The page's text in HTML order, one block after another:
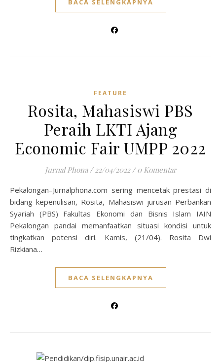
BACA SELENGKAPNYA
FEATURE
Rosita, Mahasiswi PBS
Peraih LKTI Ajang
Economic Fair UMPP 2022
Jurnal Phona / 22/04/2022 / 0 Komentar
Pekalongan–Jurnalphona.com sering mencetak prestasi di
bidang kepenulisan, Rosita, Mahasiswi jurusan Perbankan
Syariah (PBS) Fakultas Ekonomi dan Bisnis Islam IAIN
Pekalongan pandai memanfaatkan situasi kondisi untuk
tingkatkan potensi diri. Kamis, (21/04). Rosita Dwi
Rizkiana…
BACA SELENGKAPNYA